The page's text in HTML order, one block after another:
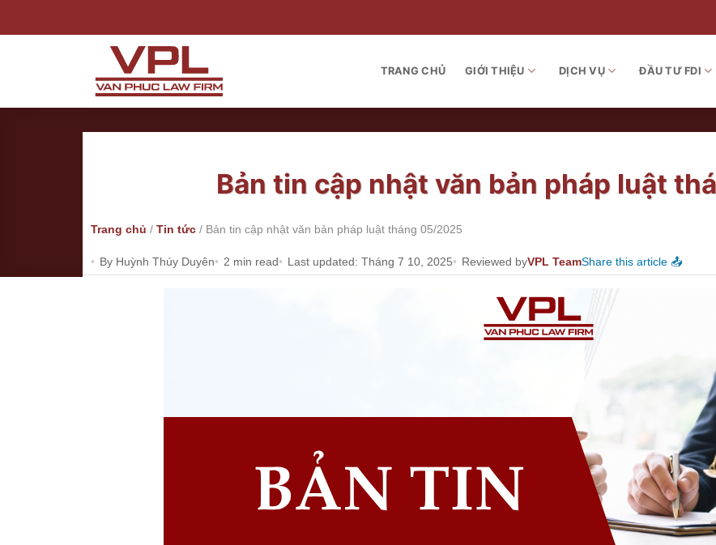
TRANG CHỦ GIỚI THIỆU DỊCH VỤ ĐẦU TƯ FDI
Bản tin cập nhật văn bản pháp luật
Trang chủ / Tin tức / Bản tin cập nhật văn bản pháp luật tháng 05/2025
By Huỳnh Thúy Duyên 2 min read Last updated: Tháng 7 10, 2025 Reviewed byVPL TeamShare this article 📤